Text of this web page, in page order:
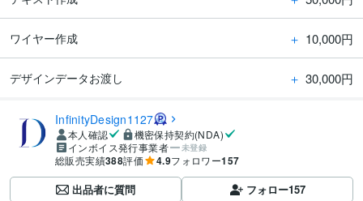
ワイヤー作成 ＋ 10,000円
デザインデータお渡し ＋ 30,000円
InfinityDesign1127
本人確認
機密保持契約(NDA)
インボイス発行事業者
未登録
総販売実績388評価 4.9フォロワー157
出品者に質問 フォロー157